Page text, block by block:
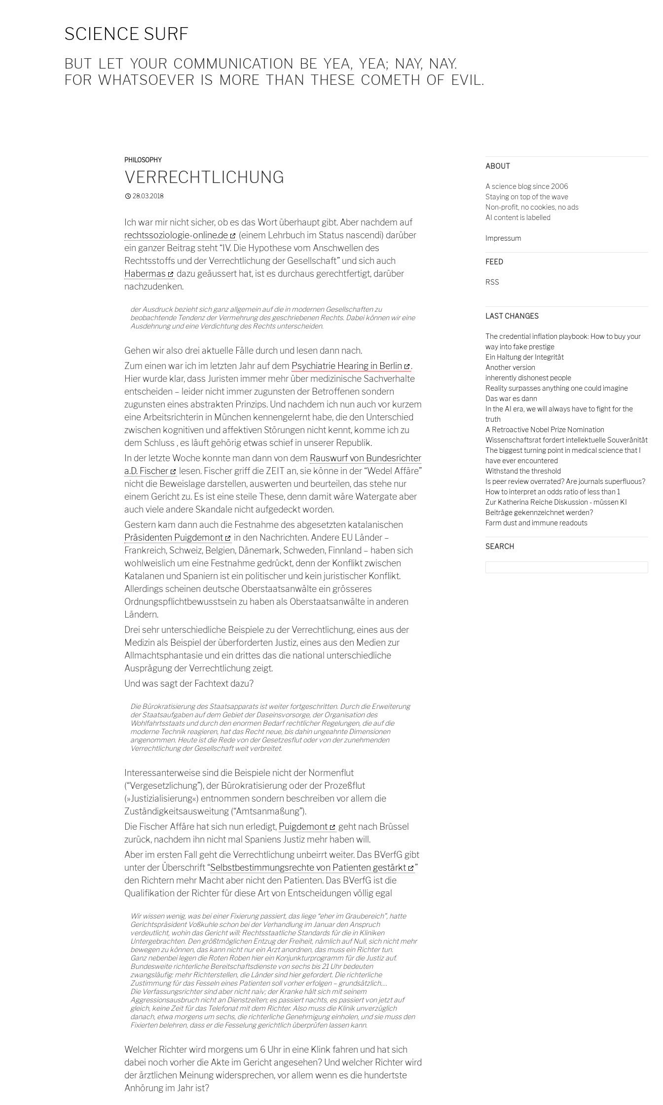
SCIENCE SURF
BUT LET YOUR COMMUNICATION BE YEA, YEA; NAY, NAY.
FOR WHATSOEVER IS MORE THAN THESE COMETH OF EVIL.
PHILOSOPHY
VERRECHTLICHUNG
28.03.2018
Ich war mir nicht sicher, ob es das Wort überhaupt gibt. Aber nachdem auf
rechtssoziologie-online.de
(einem Lehrbuch im Status nascendi) darüber
ein ganzer Beitrag steht “IV. Die Hypothese vom Anschwellen des
Rechtsstoffs und der Verrechtlichung der Gesellschaft” und sich auch
Habermas
dazu geäussert hat, ist es durchaus gerechtfertigt, darüber
nachzudenken.
der Ausdruck bezieht sich ganz allgemein auf die in modernen Gesellschaften zu
beobachtende Tendenz der Vermehrung des geschriebenen Rechts. Dabei können wir eine
Ausdehnung und eine Verdichtung des Rechts unterscheiden.
Gehen wir also drei aktuelle Fälle durch und lesen dann nach.
Zum einen war ich im letzten Jahr auf dem Psychiatrie Hearing in Berlin
.
Hier wurde klar, dass Juristen immer mehr über medizinische Sachverhalte
entscheiden – leider nicht immer zugunsten der Betroffenen sondern
zugunsten eines abstrakten Prinzips. Und nachdem ich nun auch vor kurzem
eine Arbeitsrichterin in München kennengelernt habe, die den Unterschied
zwischen kognitiven und affektiven Störungen nicht kennt, komme ich zu
dem Schluss , es läuft gehörig etwas schief in unserer Republik.
In der letzte Woche konnte man dann von dem Rauswurf von Bundesrichter
a.D. Fischer
lesen. Fischer griff die ZEIT an, sie könne in der “Wedel Affäre”
nicht die Beweislage darstellen, auswerten und beurteilen, das stehe nur
einem Gericht zu. Es ist eine steile These, denn damit wäre Watergate aber
auch viele andere Skandale nicht aufgedeckt worden.
Gestern kam dann auch die Festnahme des abgesetzten katalanischen
Präsidenten Puigdemont
in den Nachrichten. Andere EU Länder –
Frankreich, Schweiz, Belgien, Dänemark, Schweden, Finnland – haben sich
wohlweislich um eine Festnahme gedrückt, denn der Konflikt zwischen
Katalanen und Spaniern ist ein politischer und kein juristischer Konflikt.
Allerdings scheinen deutsche Oberstaatsanwälte ein grösseres
Ordnungspflichtbewusstsein zu haben als Oberstaatsanwälte in anderen
Ländern.
Drei sehr unterschiedliche Beispiele zu der Verrechtlichung, eines aus der
Medizin als Beispiel der überforderten Justiz, eines aus den Medien zur
Allmachtsphantasie und ein drittes das die national unterschiedliche
Ausprägung der Verrechtlichung zeigt.
Und was sagt der Fachtext dazu?
Die Bürokratisierung des Staatsapparats ist weiter fortgeschritten. Durch die Erweiterung
der Staatsaufgaben auf dem Gebiet der Daseinsvorsorge, der Organisation des
Wohlfahrtsstaats und durch den enormen Bedarf rechtlicher Regelungen, die auf die
moderne Technik reagieren, hat das Recht neue, bis dahin ungeahnte Dimensionen
angenommen. Heute ist die Rede von der Gesetzesflut oder von der zunehmenden
Verrechtlichung der Gesellschaft weit verbreitet.
Interessanterweise sind die Beispiele nicht der Normenflut
(“Vergesetzlichung”), der Bürokratisierung oder der Prozeßflut
(»Justizialisierung«) entnommen sondern beschreiben vor allem die
Zuständigkeitsausweitung (“Amtsanmaßung”).
Die Fischer Affäre hat sich nun erledigt, Puigdemont
geht nach Brüssel
zurück, nachdem ihn nicht mal Spaniens Justiz mehr haben will.
Aber im ersten Fall geht die Verrechtlichung unbeirrt weiter. Das BVerfG gibt
unter der Überschrift “Selbstbestimmungsrechte von Patienten gestärkt
”
den Richtern mehr Macht aber nicht den Patienten. Das BVerfG ist die
Qualifikation der Richter für diese Art von Entscheidungen völlig egal
Wir wissen wenig, was bei einer Fixierung passiert, das liege “eher im Graubereich”, hatte
Gerichtspräsident Voßkuhle schon bei der Verhandlung im Januar den Anspruch
verdeutlicht, wohin das Gericht will: Rechtsstaatliche Standards für die in Kliniken
Untergebrachten. Den größtmöglichen Entzug der Freiheit, nämlich auf Null, sich nicht mehr
bewegen zu können, das kann nicht nur ein Arzt anordnen, das muss ein Richter tun.
Ganz nebenbei legen die Roten Roben hier ein Konjunkturprogramm für die Justiz auf.
Bundesweite richterliche Bereitschaftsdienste von sechs bis 21 Uhr bedeuten
zwangsläufig: mehr Richterstellen, die Länder sind hier gefordert. Die richterliche
Zustimmung für das Fesseln eines Patienten soll vorher erfolgen – grundsätzlich….
Die Verfassungsrichter sind aber nicht naiv; der Kranke hält sich mit seinem
Aggressionsausbruch nicht an Dienstzeiten; es passiert nachts, es passiert von jetzt auf
gleich, keine Zeit für das Telefonat mit dem Richter. Also muss die Klinik unverzüglich
danach, etwa morgens um sechs, die richterliche Genehmigung einholen, und sie muss den
Fixierten belehren, dass er die Fesselung gerichtlich überprüfen lassen kann.
Welcher Richter wird morgens um 6 Uhr in eine Klink fahren und hat sich
dabei noch vorher die Akte im Gericht angesehen? Und welcher Richter wird
der ärztlichen Meinung widersprechen, vor allem wenn es die hundertste
Anhörung im Jahr ist?
ABOUT
A science blog since 2006
Staying on top of the wave
Non-profit, no cookies, no ads
AI content is labelled
Impressum
FEED
RSS
LAST CHANGES
The credential inflation playbook: How to buy your
way into fake prestige
Ein Haltung der Integrität
Another version
inherently dishonest people
Reality surpasses anything one could imagine
Das war es dann
In the AI era, we will always have to fight for the
truth
A Retroactive Nobel Prize Nomination
Wissenschaftsrat fordert intellektuelle Souveränität
The biggest turning point in medical science that I
have ever encountered
Withstand the threshold
Is peer review overrated? Are journals superfluous?
How to interpret an odds ratio of less than 1
Zur Katherina Reiche Diskussion - müssen KI
Beiträge gekennzeichnet werden?
Farm dust and immune readouts
SEARCH